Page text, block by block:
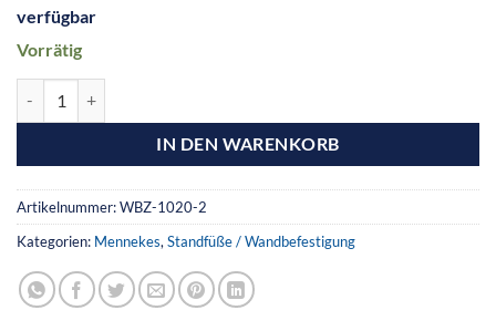
verfügbar
Vorrätig
IN DEN WARENKORB
Artikelnummer:WBZ-1020-2
Kategorien: Mennekes, Standfüße / Wandbefestigung